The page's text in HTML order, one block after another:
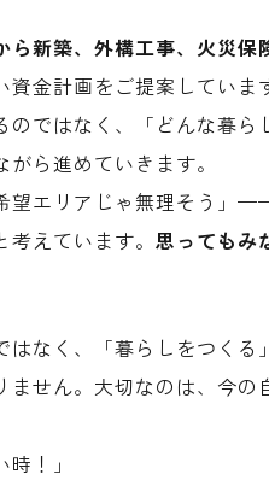
ら新築、外構工事、火災保
金計画をご提案していま
のではなく、「どんな暮
ら進めていきます。
望エリアじゃ無理そう」
えています。 思ってもみ
はなく、「暮らしをつく
ません。大切なのは、今
！」